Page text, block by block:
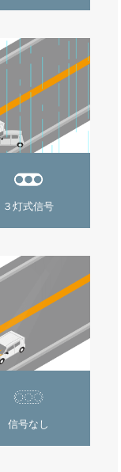
３灯式信号
信号なし